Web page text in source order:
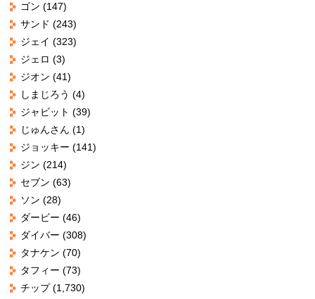
ゴン (147)
サンド (243)
ジェイ (323)
ジェロ (3)
ジオン (41)
しまじろう (4)
ジャビット (39)
じゅんさん (1)
ジョッキー (141)
ジン (214)
セブン (63)
ソン (28)
ダービー (46)
ダイバー (308)
タナケン (70)
タフィー (73)
チップ(1,730)